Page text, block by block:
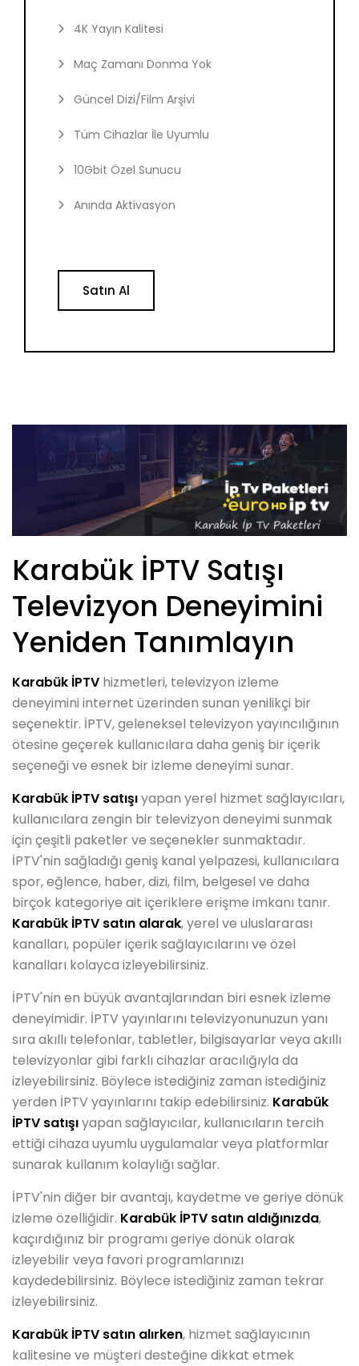
4K Yayın Kalitesi
Maç Zamanı Donma Yok
Güncel Dizi/Film Arşivi
Tüm Cihazlar İle Uyumlu
10Gbit Özel Sunucu
Anında Aktivasyon
Satın Al
Karabük İPTV Satışı
Televizyon Deneyimini
Yeniden Tanımlayın
Karabük İPTV hizmetleri, televizyon izleme
deneyimini internet üzerinden sunan yenilikçi bir
seçenektir. İPTV, geleneksel televizyon yayıncılığının
ötesine geçerek kullanıcılara daha geniş bir içerik
seçeneği ve esnek bir izleme deneyimi sunar.
Karabük İPTV satışıyapan yerel hizmet sağlayıcıları,
kullanıcılara zengin bir televizyon deneyimi sunmak
için çeşitli paketler ve seçenekler sunmaktadır.
İPTV'nin sağladığı geniş kanal yelpazesi, kullanıcılara
spor, eğlence, haber, dizi, film, belgesel ve daha
birçok kategoriye ait içeriklere erişme imkanı tanır.
Karabük İPTV satın alarak, yerel ve uluslararası
kanalları, popüler içerik sağlayıcılarını ve özel
kanalları kolayca izleyebilirsiniz.
İPTV'nin en büyük avantajlarından biri esnek izleme
deneyimidir. İPTV yayınlarını televizyonunuzun yanı
sıra akıllı telefonlar, tabletler, bilgisayarlar veya akıllı
televizyonlar gibi farklı cihazlar aracılığıyla da
izleyebilirsiniz. Böylece istediğiniz zaman istediğiniz
yerden İPTV yayınlarını takip edebilirsiniz. Karabük
İPTV satışıyapan sağlayıcılar, kullanıcıların tercih
ettiği cihaza uyumlu uygulamalar veya platformlar
sunarak kullanım kolaylığı sağlar.
İPTV'nin diğer bir avantajı, kaydetme ve geriye dönük
izleme özelliğidir. Karabük İPTV satın aldığınızda,
kaçırdığınız bir programı geriye dönük olarak
izleyebilir veya favori programlarınızı
kaydedebilirsiniz. Böylece istediğiniz zaman tekrar
izleyebilirsiniz.
Karabük İPTV satın alırken, hizmet sağlayıcının
kalitesine ve müşteri desteğine dikkat etmek